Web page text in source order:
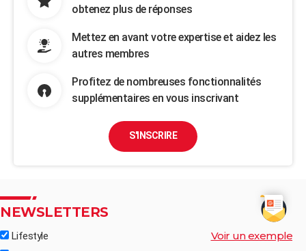
obtenez plus de réponses
Mettez en avant votre expertise et aidez les
autres membres
Profitez de nombreuses fonctionnalités
supplémentaires en vous inscrivant
S'INSCRIRE
NEWSLETTERS
Lifestyle Voir un exemple